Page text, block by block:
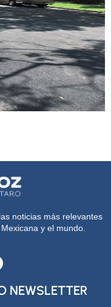
noticias más relevantes
y el mundo.
NEWSLETTER